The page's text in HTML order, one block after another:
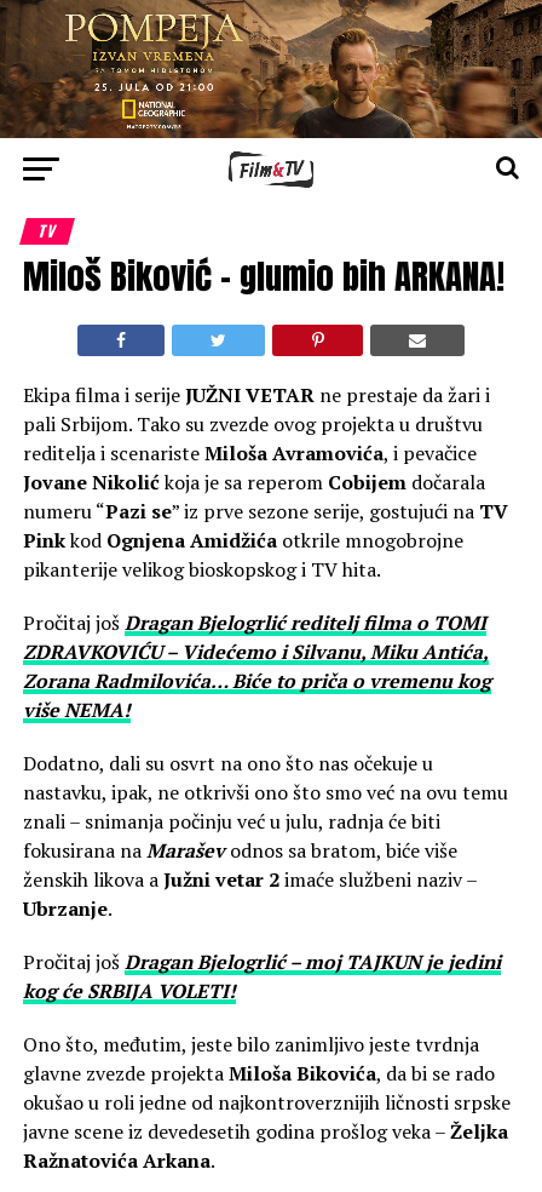
TV
Miloš Biković – glumio bih ARKANA!
Ekipa filma i serijeJUŽNI VETARne prestaje da žari i
pali Srbijom. Tako su zvezde ovog projekta u društvu
reditelja i scenaristeMiloša Avramovića, i pevačice
Jovane Nikolićkoja je sa reperom Cobijemdočarala
numeru “Pazi se” iz prve sezone serije, gostujući na TV
Pinkkod Ognjena Amidžićaotkrile mnogobrojne
pikanterije velikog bioskopskog i TV hita.
Pročitaj jošDragan Bjelogrlić reditelj filma o TOMI
ZDRAVKOVIĆU – Videćemo i Silvanu, Miku Antića,
Zorana Radmilovića… Biće to priča o vremenu kog
više NEMA!
Dodatno, dali su osvrt na ono što nas očekuje u
nastavku, ipak, ne otkrivši ono što smo već na ovu temu
znali – snimanja počinju već u julu, radnja će biti
fokusirana naMaraševodnos sa bratom, biće više
ženskih likova aJužni vetar 2imaće službeni naziv –
Ubrzanje.
Pročitaj jošDragan Bjelogrlić – moj TAJKUN je jedini
kog će SRBIJA VOLETI!
Ono što, međutim, jeste bilo zanimljivo jeste tvrdnja
glavne zvezde projektaMiloša Bikovića, da bi se rado
okušao u roli jedne od najkontroverznijih ličnosti srpske
javne scene iz devedesetih godina prošlog veka –Željka
Ražnatovića Arkana.